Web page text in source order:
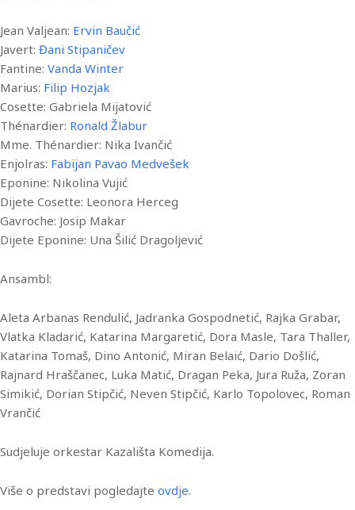
Jean Valjean: Ervin Baučić
Javert: Đani Stipaničev
Fantine: Vanda Winter
Marius: Filip Hozjak
Cosette: Gabriela Mijatović
Thénardier: Ronald Žlabur
Mme. Thénardier: Nika Ivančić
Enjolras: Fabijan Pavao Medvešek
Eponine: Nikolina Vujić
Dijete Cosette: Leonora Herceg
Gavroche: Josip Makar
Dijete Eponine: Una Šilić Dragoljević
Ansambl:
Aleta Arbanas Rendulić, Jadranka Gospodnetić, Rajka Grabar,
Vlatka Kladarić, Katarina Margaretić, Dora Masle, Tara Thaller,
Katarina Tomaš, Dino Antonić, Miran Belaić, Dario Došlić,
Rajnard Hraščanec, Luka Matić, Dragan Peka, Jura Ruža, Zoran
Simikić, Dorian Stipčić, Neven Stipčić, Karlo Topolovec, Roman
Vrančić
Sudjeluje orkestar Kazališta Komedija.
Više o predstavi pogledajte ovdje.